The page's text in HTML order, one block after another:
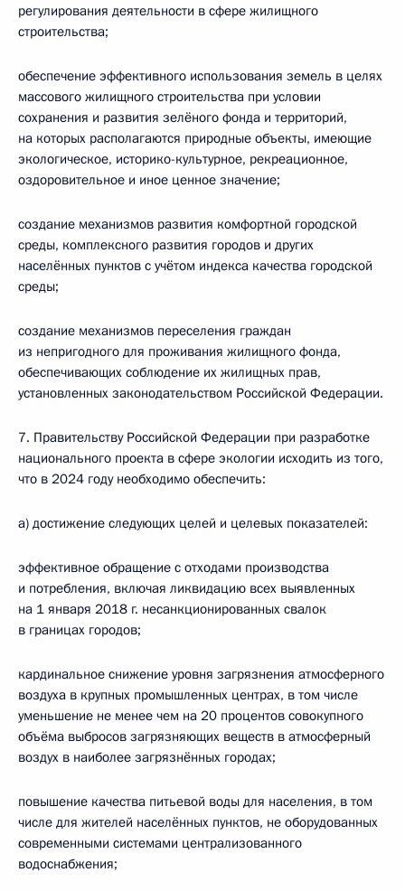
регулирования деятельности в сфере жилищного
строительства;
обеспечение эффективного использования земель в целях
массового жилищного строительства при условии
сохранения и развития зелёного фонда и территорий,
на которых располагаются природные объекты, имеющие
экологическое, историко-культурное, рекреационное,
оздоровительное и иное ценное значение;
создание механизмов развития комфортной городской
среды, комплексного развития городов и других
населённых пунктов с учётом индекса качества городской
среды;
создание механизмов переселения граждан
из непригодного для проживания жилищного фонда,
обеспечивающих соблюдение их жилищных прав,
установленных законодательством Российской Федерации.
7. Правительству Российской Федерации при разработке
национального проекта в сфере экологии исходить из того,
что в 2024 году необходимо обеспечить:
а) достижение следующих целей и целевых показателей:
эффективное обращение с отходами производства
и потребления, включая ликвидацию всех выявленных
на 1 января 2018 г. несанкционированных свалок
в границах городов;
кардинальное снижение уровня загрязнения атмосферного
воздуха в крупных промышленных центрах, в том числе
уменьшение не менее чем на 20 процентов совокупного
объёма выбросов загрязняющих веществ в атмосферный
воздух в наиболее загрязнённых городах;
повышение качества питьевой воды для населения, в том
числе для жителей населённых пунктов, не оборудованных
современными системами централизованного
водоснабжения;